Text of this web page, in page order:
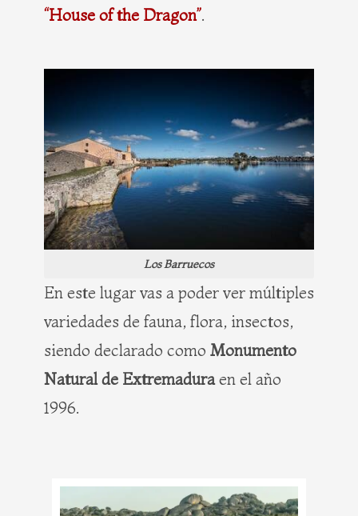
“House of the Dragon”.
Los Barruecos
En este lugar vas a poder ver múltiples
variedades de fauna, flora, insectos,
siendo declarado como Monumento
Natural de Extremaduraen el año
1996.